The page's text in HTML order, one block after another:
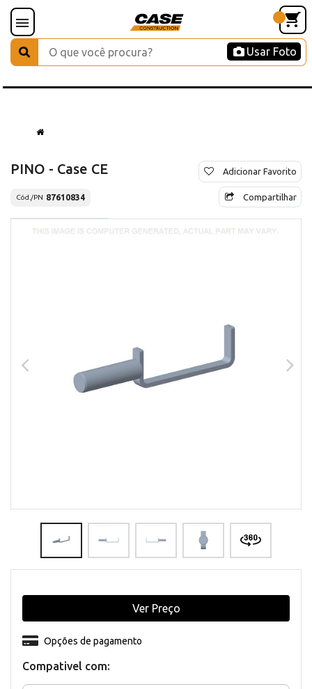
Usar Foto
PINO - Case CE
Cód./PN 87610834
Adicionar Favorito
Compartilhar
Compativel com:
Opções de pagamento
Ver Preço